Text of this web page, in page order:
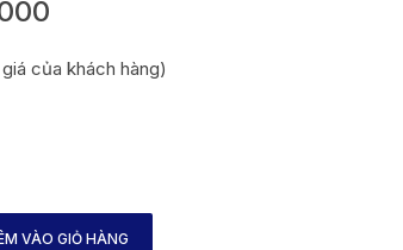
của khách hàng)
VÀO GIỎ HÀNG